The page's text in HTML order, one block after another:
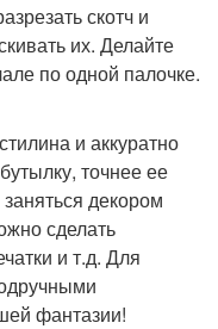
скотч и
их. Делайте
по одной палочке.
и аккуратно
точнее ее
декором
сделать
и т.д. Для
фантазии!